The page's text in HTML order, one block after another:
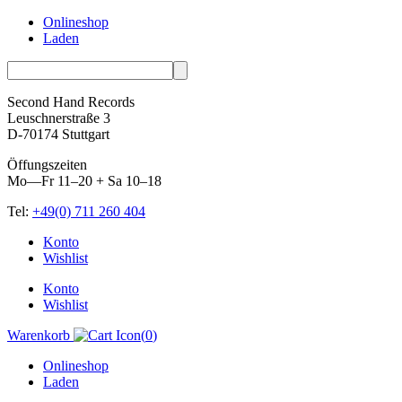
Onlineshop
Laden
Second Hand Records
Leuschnerstraße 3
D-70174 Stuttgart
Öffungszeiten
Mo—Fr 11–20 + Sa 10–18
Tel: +49(0) 711 260 404
Skip
Konto
Wishlist
Konto
Wishlist
Warenkorb
(0)
Onlineshop
Laden